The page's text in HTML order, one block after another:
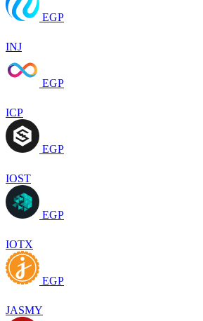
EGP
INJ
EGP
ICP
EGP
IOST
EGP
IOTX
EGP
JASMY